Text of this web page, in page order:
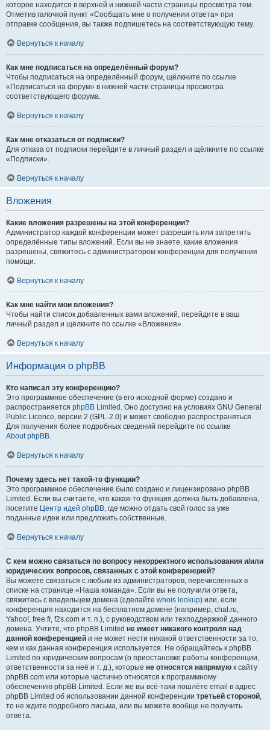
которое находится в верхней и нижней части страницы просмотра тем.
Отметив галочкой пункт «Сообщать мне о получении ответа» при
отправке сообщения, вы также подпишетесь на соответствующую тему.
Вернуться к началу
Как мне подписаться на определённый форум?
Чтобы подписаться на определённый форум, щёлкните по ссылке
«Подписаться на форум» в нижней части страницы просмотра
соответствующего форума.
Вернуться к началу
Как мне отказаться от подписки?
Для отказа от подписки перейдите в личный раздел и щёлкните по ссылке
«Подписки».
Вернуться к началу
Вложения
Какие вложения разрешены на этой конференции?
Администратор каждой конференции может разрешить или запретить
определённые типы вложений. Если вы не знаете, какие вложения
разрешены, свяжитесь с администратором конференции для получения
помощи.
Вернуться к началу
Как мне найти мои вложения?
Чтобы найти список добавленных вами вложений, перейдите в ваш
личный раздел и щёлкните по ссылке «Вложения».
Вернуться к началу
Информация о phpBB
Кто написал эту конференцию?
Это программное обеспечение (в его исходной форме) создано и
распространяется phpBB Limited . Оно доступно на условиях GNU General
Public Licence, версии 2 (GPL-2.0) и может свободно распространяться.
Для получения более подробных сведений перейдите по ссылке
About phpBB.
Вернуться к началу
Почему здесь нет такой-то функции?
Это программное обеспечение было создано и лицензировано phpBB
Limited. Если вы считаете, что какая-то функция должна быть добавлена,
посетите Центр идей phpBB, где можно отдать свой голос за уже
поданные идеи или предложить собственные.
Вернуться к началу
С кем можно связаться по вопросу некорректного использования и/или
юридических вопросов, связанных с этой конференцией?
Вы можете связаться с любым из администраторов, перечисленных в
списке на странице «Наша команда». Если вы не получили ответа,
свяжитесь с владельцем домена (сделайте whois lookup) или, если
конференция находится на бесплатном домене (например, chat.ru,
Yahoo!, free.fr, f2s.com и т. п.), с руководством или техподдержкой данного
домена. Учтите, что phpBB Limited не имеет никакого контроля над
данной конференцией и не может нести никакой ответственности за то,
кем и как данная конференция используется. Не обращайтесь к phpBB
Limited по юридическим вопросам (о приостановке работы конференции,
ответственности за неё и т. д.), которые не относятся напрямую к сайту
phpBB.com или которые частично относятся к программному
обеспечению phpBB Limited. Если же вы всё-таки пошлёте email в адрес
phpBB Limited об использовании данной конференции третьей стороной,
то не ждите подробного письма, или вы можете вообще не получить
ответа.